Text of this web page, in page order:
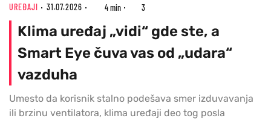
UREĐAJI 31.07.2026 4 min 3
Klima uređaj „vidi“ gde ste, a
Smart Eye čuva vas od „udara“
vazduha
Umesto da korisnik stalno podešava smer izduvavanja
ili brzinu ventilatora, klima uređaji deo tog posla